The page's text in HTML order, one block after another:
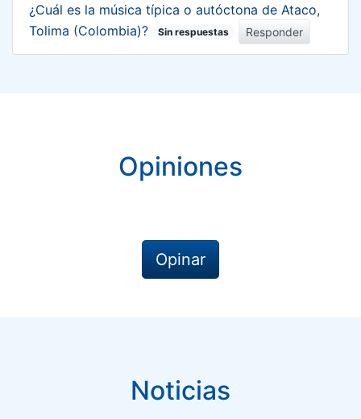
¿Cuál es la música típica o autóctona de Ataco,
Tolima (Colombia)?
Sin respuestas Responder
Opiniones
Opinar
Noticias